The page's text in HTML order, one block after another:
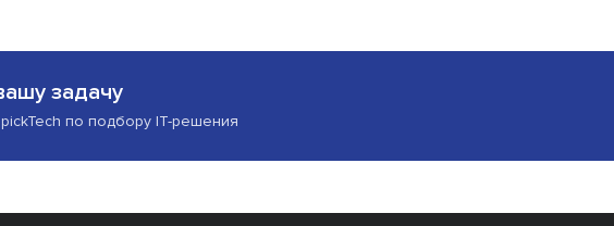
задачу
pickTech по подбору IT-решения